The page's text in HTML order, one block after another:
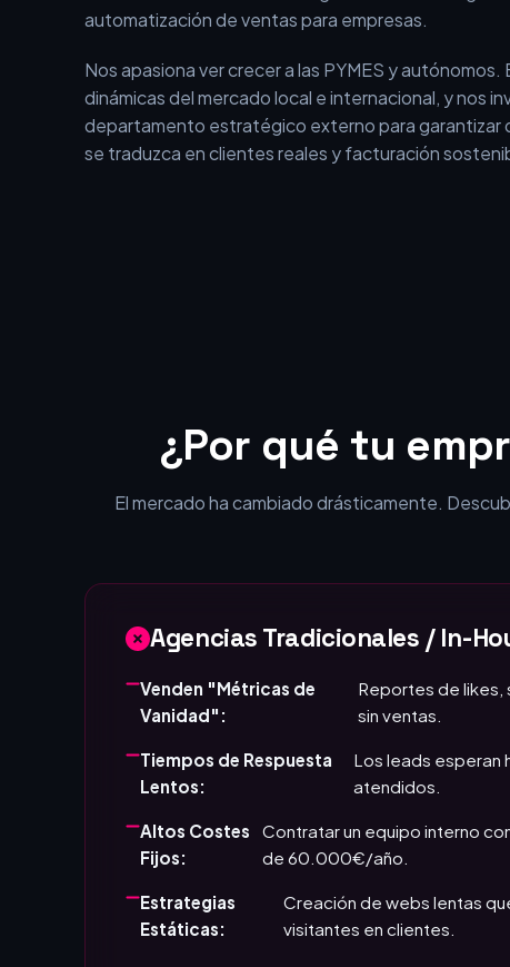
el entorno digital, que ha evolucionado desde los
SEO web hasta liderar la integración de la
automatización de ventas para empresas.
Nos apasiona ver crecer a las PYMES y
dinámicas del mercado local e internacional, y nos
¿Por qué tu
Agencias Tradicionales / In-
Venden "Métricas de
Vanidad":
Reportes de
sin ventas.
Tiempos de Respuesta
Lentos:
Los leads esperan
atendidos.
Altos Costes
Fijos:
Contratar un equipo interno
de 60.000€/año.